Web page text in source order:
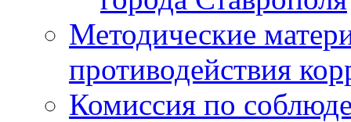
Методические
противодействия
Комиссия по